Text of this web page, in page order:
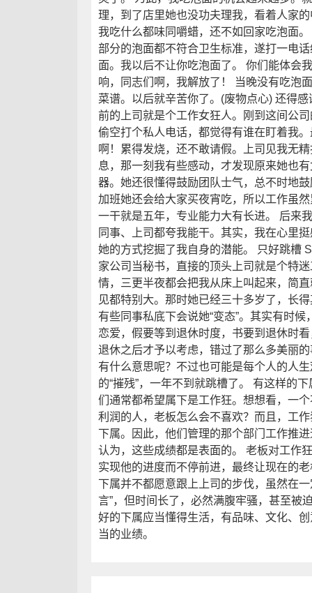
理，到了店里她也没功夫理我，看着人家
我吃什么都味同嚼蜡，还不如回家吃泡面
部分的泡面都不符合卫生标准，遂打一电
面。我以后不让你吃泡面了。 你们能体会
响，同志们啊，我解放了！ 当晚没有吃泡
菜谱。以后就辛苦你了。(废物点心) 还得
前的上司就是个工作女狂人。刚到这间公
偷空打个私人电话，都觉得有谁在盯着我
啊！累得发烧，还不敢请假。上司见我无
息，那一刻我有些感动，才发现原来她也
器。她还很懂得鼓励团队士气，总不时地
加班她还会给大家买夜宵吃，所以工作虽
一干就是五年，专业能力大有长进。 后来
同事、上司都夸我能干。其实，我在心里
她的方式挖掘了我自身的潜能。 只好跳槽
家公司当秘书，直接的顶头上司就是个特
情，三更半夜都会把我从床上叫起来，简
见都特别大。那时她已经三十多岁了，长
有些同事私底下会说她“变态”。其实有时
恋爱，假要等到退休时度，书要到退休时
退休之后才予以考虑，错过了那么多美丽
有什么意思呢？不过也可能是每个人的人
的“摧残”，一年不到就跳槽了。 有这样的
们通常都希望属下是工作狂。想想看，一
利润的人，老板怎么会不喜欢？而且，工
下属。因此，他们管理的那个部门工作推
认为，这些成绩都是表面的。 老板对工作
实现他的进度而不停前进，最终让现在的
下属并不都愿意跟上上司的步伐，虽然在
言”，但时间长了，必然满腹牢骚，甚至被
好的下属应当懂得生活，有品味、文化、
当的业绩。